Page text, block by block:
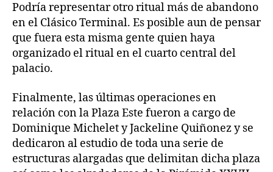
Podría representar otro ritual más de abandono
en el Clásico Terminal. Es posible aun de pensar
que fuera esta misma gente quien haya
organizado el ritual en el cuarto central del
palacio.
Finalmente, las últimas operaciones en
relación con la Plaza Este fueron a cargo de
Dominique Michelet y Jackeline Quiñonez y se
dedicaron al estudio de toda una serie de
estructuras alargadas que delimitan dicha plaza